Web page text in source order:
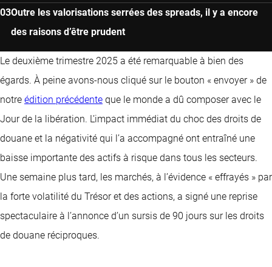
Outre les valorisations serrées des spreads, il y a encore
des raisons d’être prudent
Le deuxième trimestre 2025 a été remarquable à bien des
égards. À peine avons-nous cliqué sur le bouton « envoyer » de
notre édition précédente que le monde a dû composer avec le
Jour de la libération. L’impact immédiat du choc des droits de
douane et la négativité qui l’a accompagné ont entraîné une
baisse importante des actifs à risque dans tous les secteurs.
Une semaine plus tard, les marchés, à l’évidence « effrayés » par
la forte volatilité du Trésor et des actions, a signé une reprise
spectaculaire à l’annonce d’un sursis de 90 jours sur les droits
de douane réciproques.